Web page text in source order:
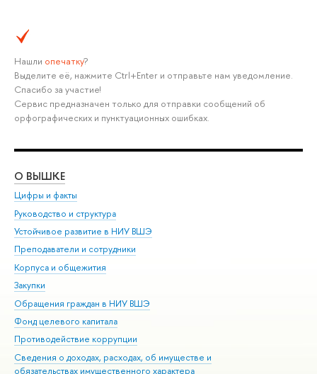
Нашли опечатку?
Выделите её, нажмите Ctrl+Enter и отправьте нам уведомление.
Спасибо за участие!
Сервис предназначен только для отправки сообщений об
орфографических и пунктуационных ошибках.
О ВЫШКЕ
Цифры и факты
Руководство и структура
Устойчивое развитие в НИУ ВШЭ
Преподаватели и сотрудники
Корпуса и общежития
Закупки
Обращения граждан в НИУ ВШЭ
Фонд целевого капитала
Противодействие коррупции
Сведения о доходах, расходах, об имуществе и
обязательствах имущественного характера